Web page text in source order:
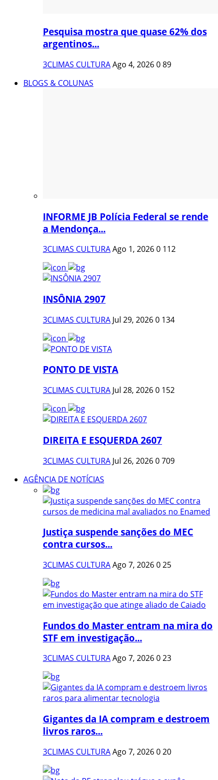
Pesquisa mostra que quase 62% dos
argentinos...
3CLIMAS CULTURAAgo 4, 2026089
BLOGS & COLUNAS
INFORME JB Polícia Federal se rende
a Mendonça...
3CLIMAS CULTURAAgo 1, 20260 112
INSÔNIA 2907
3CLIMAS CULTURA Jul 29, 20260 134
PONTO DE VISTA
3CLIMAS CULTURA Jul 28, 20260 152
DIREITA E ESQUERDA 2607
3CLIMAS CULTURA Jul 26, 20260709
AGÊNCIA DE NOTÍCIAS
Justiça suspende sanções do MEC
contra cursos...
3CLIMAS CULTURAAgo 7, 2026025
Fundos do Master entram na mira do
STF em investigação...
3CLIMAS CULTURAAgo 7, 2026023
Gigantes da IA compram e destroem
livros raros...
3CLIMAS CULTURAAgo 7, 2026020